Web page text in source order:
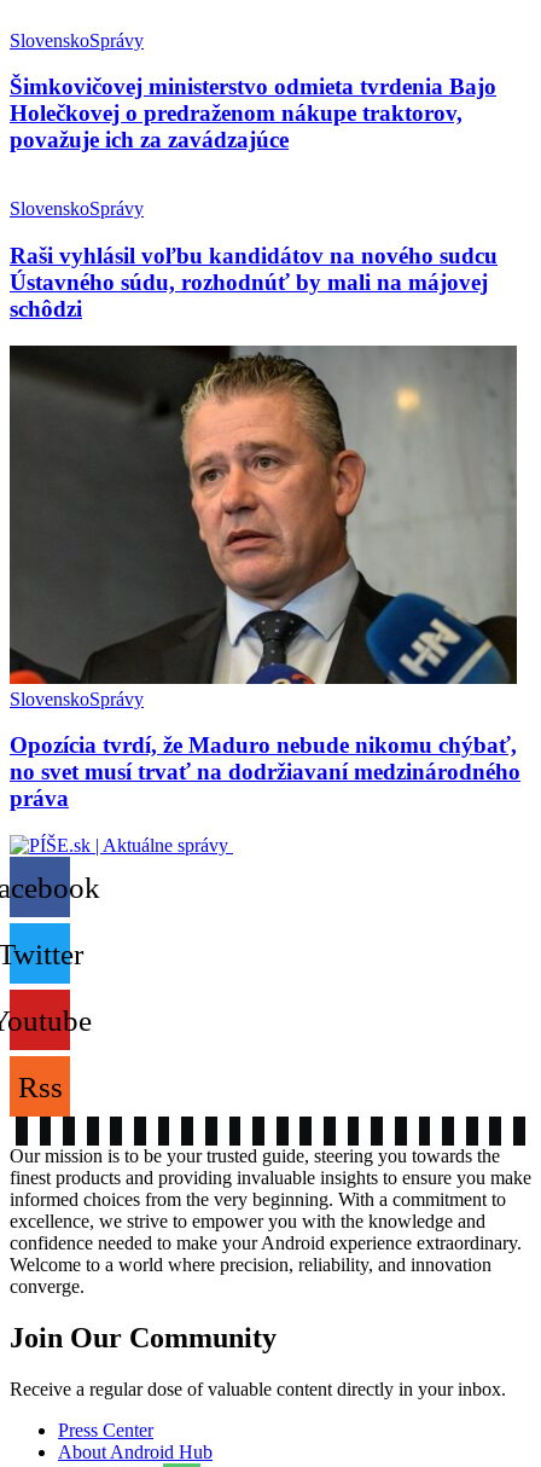
SlovenskoSprávy
Šimkovičovej ministerstvo odmieta tvrdenia Bajo
Holečkovej o predraženom nákupe traktorov,
považuje ich za zavádzajúce
SlovenskoSprávy
Raši vyhlásil voľbu kandidátov na nového sudcu
Ústavného súdu, rozhodnúť by mali na májovej
schôdzi
SlovenskoSprávy
Opozícia tvrdí, že Maduro nebude nikomu chýbať,
no svet musí trvať na dodržiavaní medzinárodného
práva
Rss
Our mission is to be your trusted guide, steering you towards the
finest products and providing invaluable insights to ensure you make
informed choices from the very beginning. With a commitment to
excellence, we strive to empower you with the knowledge and
confidence needed to make your Android experience extraordinary.
Welcome to a world where precision, reliability, and innovation
converge.
Join Our Community
Receive a regular dose of valuable content directly in your inbox.
Press Center
About Android Hub